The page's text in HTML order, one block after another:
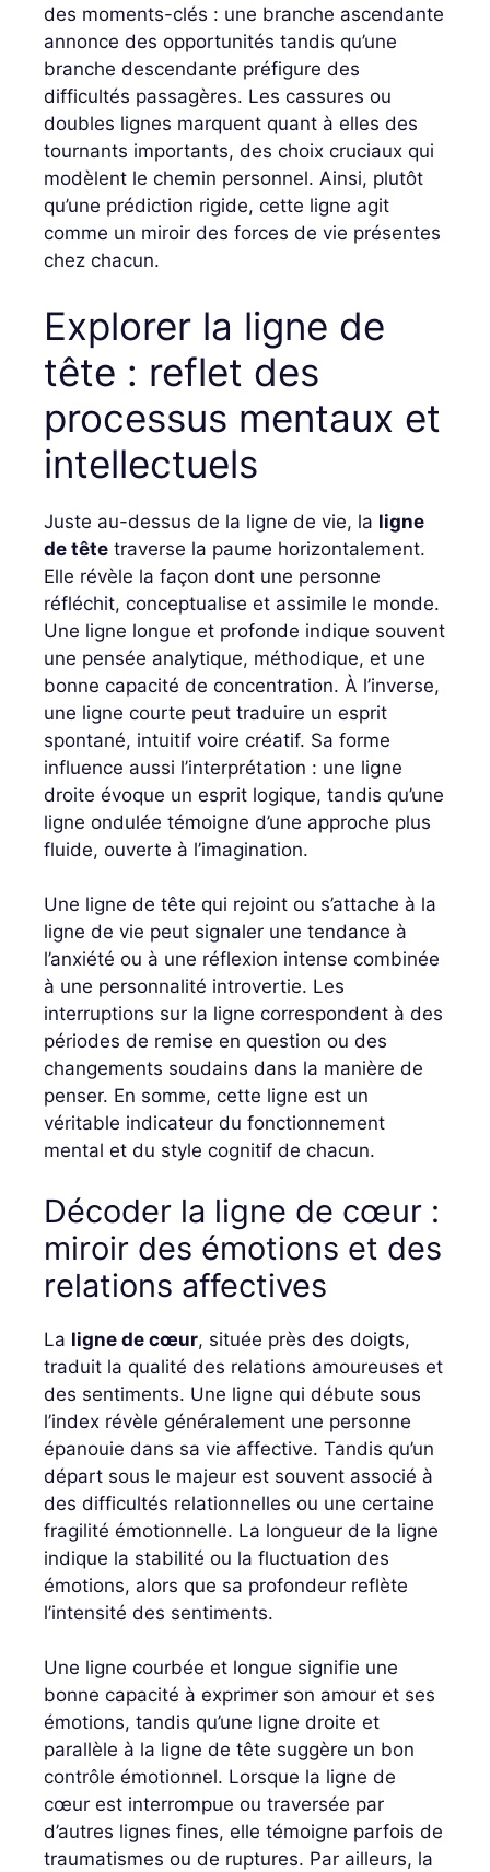
des moments-clés : une branche ascendante
annonce des opportunités tandis qu’une
branche descendante préfigure des
difficultés passagères. Les cassures ou
doubles lignes marquent quant à elles des
tournants importants, des choix cruciaux qui
modèlent le chemin personnel. Ainsi, plutôt
qu’une prédiction rigide, cette ligne agit
comme un miroir des forces de vie présentes
chez chacun.
Explorer la ligne de
tête : reflet des
processus mentaux et
intellectuels
Juste au-dessus de la ligne de vie, la ligne
de tête traverse la paume horizontalement.
Elle révèle la façon dont une personne
réfléchit, conceptualise et assimile le monde.
Une ligne longue et profonde indique souvent
une pensée analytique, méthodique, et une
bonne capacité de concentration. À l’inverse,
une ligne courte peut traduire un esprit
spontané, intuitif voire créatif. Sa forme
influence aussi l’interprétation : une ligne
droite évoque un esprit logique, tandis qu’une
ligne ondulée témoigne d’une approche plus
fluide, ouverte à l’imagination.
Une ligne de tête qui rejoint ou s’attache à la
ligne de vie peut signaler une tendance à
l’anxiété ou à une réflexion intense combinée
à une personnalité introvertie. Les
interruptions sur la ligne correspondent à des
périodes de remise en question ou des
changements soudains dans la manière de
penser. En somme, cette ligne est un
véritable indicateur du fonctionnement
mental et du style cognitif de chacun.
Décoder la ligne de cœur :
miroir des émotions et des
relations affectives
La ligne de cœur, située près des doigts,
traduit la qualité des relations amoureuses et
des sentiments. Une ligne qui débute sous
l’index révèle généralement une personne
épanouie dans sa vie affective. Tandis qu’un
départ sous le majeur est souvent associé à
des difficultés relationnelles ou une certaine
fragilité émotionnelle. La longueur de la ligne
indique la stabilité ou la fluctuation des
émotions, alors que sa profondeur reflète
l’intensité des sentiments.
Une ligne courbée et longue signifie une
bonne capacité à exprimer son amour et ses
émotions, tandis qu’une ligne droite et
parallèle à la ligne de tête suggère un bon
contrôle émotionnel. Lorsque la ligne de
cœur est interrompue ou traversée par
d’autres lignes fines, elle témoigne parfois de
traumatismes ou de ruptures. Par ailleurs, la